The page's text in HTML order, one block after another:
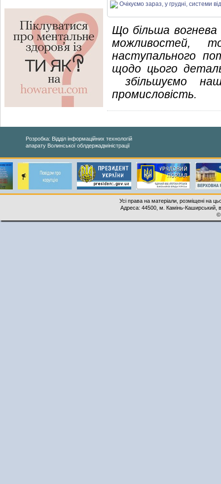
Що більша вогнева
можливостей,
наступального
щодо цього
збільшуємо
промисловість.
Розробка: Відділ інформаційних технологій
апарату Волинської облдержадміністрації
Усі права на матеріали, розміщені на
Адреса: 44500, м. Камінь-Каширський,
©